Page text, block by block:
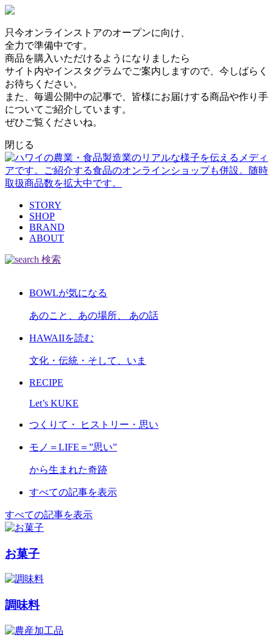
只今オンラインストアのオープンに向け、
全力で準備中です。
商品を購入いただけるようになりましたら
サイト内やインスタグラムでご案内しますので、今しばらく
お待ちください。
また、毎週公開中の記事で、皆様にお届けする商品や作り手
についてご紹介しています。
ぜひご覧くださいね。
閉じる
STORY
SHOP
BRAND
ABOUT
検索
BOWLが気になる
あのこと、あの場所、 あの話
HAWAIIを読む
文化・伝統・そして、いま
RECIPE
Let’s KUKE
つくりて・ ヒストリー・思い
モノ＝LIFE＝”思い”
から生まれた奇跡
すべての記事を表示
すべての記事を表示
お菓子
調味料